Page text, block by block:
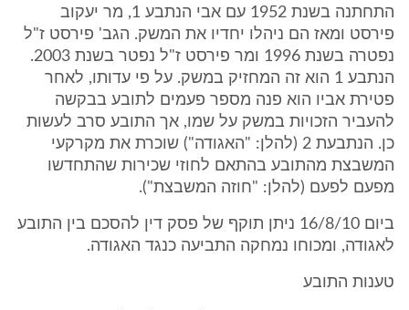
התחתנה בשנת 1952 עם אבי הנתבע 1, מר יעקוב
פירסט ומאז הם ניהלו יחדיו את המשק. הגב' פירסט ז"ל
נפטרה בשנת 1996 ומר פירסט ז"ל נפטר בשנת 2003.
הנתבע 1 הוא זה המחזיק במשק. על פי עדותו, לאחר
פטירת אביו הוא פנה מספר פעמים לתובע בבקשה
להעביר הזכויות במשק על שמו, אך התובע סרב לעשות
כן. הנתבעת 2 (להלן: "האגודה") שוכרת את מקרקעי
המשבצת מהתובע בהתאם לחוזי שכירות שהתחדשו
מפעם לפעם (להלן: "חוזה המשבצת").
ביום 16/8/10 ניתן תוקף של פסק דין להסכם בין התובע
לאגודה, ומכוחו נמחקה התביעה כנגד האגודה.
טענות התובע